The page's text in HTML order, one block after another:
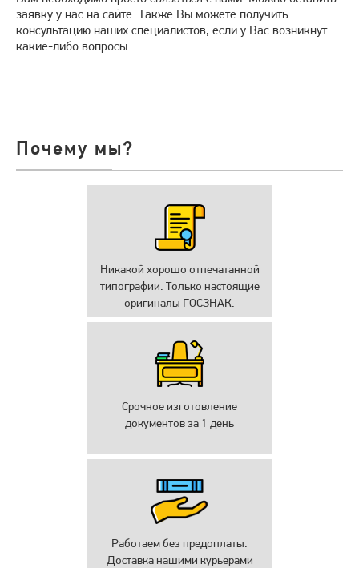
заявку у нас на сайте. Также Вы можете получить
консультацию наших специалистов, если у Вас возникнут
какие-либо вопросы.
Почему мы?
Никакой хорошо отпечатанной
типографии. Только настоящие
оригиналы ГОСЗНАК.
Срочное изготовление
документов за 1 день
Работаем без предоплаты.
Доставка нашими курьерами